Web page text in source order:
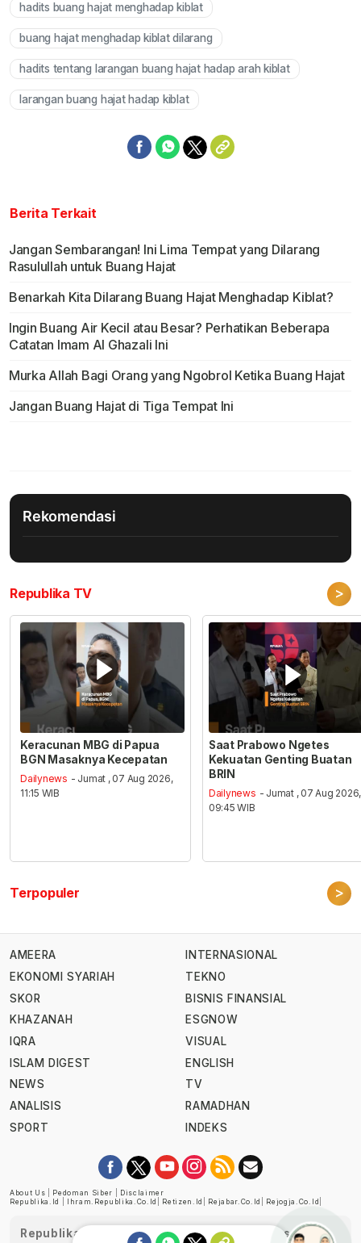
hadits buang hajat menghadap kiblat
buang hajat menghadap kiblat dilarang
hadits tentang larangan buang hajat hadap arah kiblat
larangan buang hajat hadap kiblat
Berita Terkait
Jangan Sembarangan! Ini Lima Tempat yang Dilarang
Rasulullah untuk Buang Hajat
Benarkah Kita Dilarang Buang Hajat Menghadap Kiblat?
Ingin Buang Air Kecil atau Besar? Perhatikan Beberapa
Catatan Imam Al Ghazali Ini
Murka Allah Bagi Orang yang Ngobrol Ketika Buang Hajat
Jangan Buang Hajat di Tiga Tempat Ini
Rekomendasi
Republika TV >
Keracunan MBG di Papua
BGN Masaknya Kecepatan
Dailynews - Jumat , 07 Aug 2026,
11:15 WIB
Saat Prabowo Ngetes
Kekuatan Genting Buatan
BRIN
Dailynews - Jumat , 07 Aug 2026,
09:45 WIB
Terpopuler >
AMEERA
EKONOMI SYARIAH
SKOR
KHAZANAH
IQRA
ISLAM DIGEST
NEWS
ANALISIS
SPORT
INTERNASIONAL
TEKNO
BISNIS FINANSIAL
ESGNOW
VISUAL
ENGLISH
TV
RAMADHAN
INDEKS
About Us Pedoman Siber
Disclaimer
Republika.id
Ihram.republika.co.id Retizen.id Rejabar.co.id Rejogja.co.id
Republika telah diverifikasi oleh Dewan Pers